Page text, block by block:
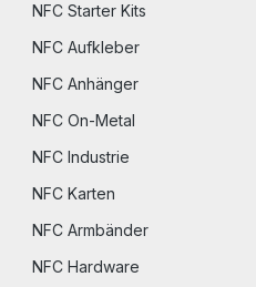
NFC Starter Kits
NFC Aufkleber
NFC Anhänger
NFC On-Metal
NFC Industrie
NFC Karten
NFC Armbänder
NFC Hardware